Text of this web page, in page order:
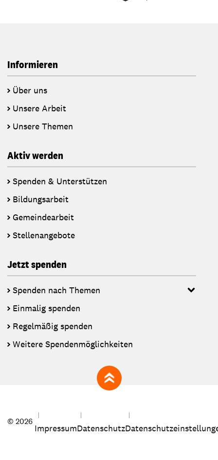
Informieren
Über uns
Unsere Arbeit
Unsere Themen
Aktiv werden
Spenden & Unterstützen
Bildungsarbeit
Gemeindearbeit
Stellenangebote
Jetzt spenden
Spenden nach Themen
Einmalig spenden
Regelmäßig spenden
Weitere Spendenmöglichkeiten
zum Seitenanfang
© 2026
ImpressumDatenschutz